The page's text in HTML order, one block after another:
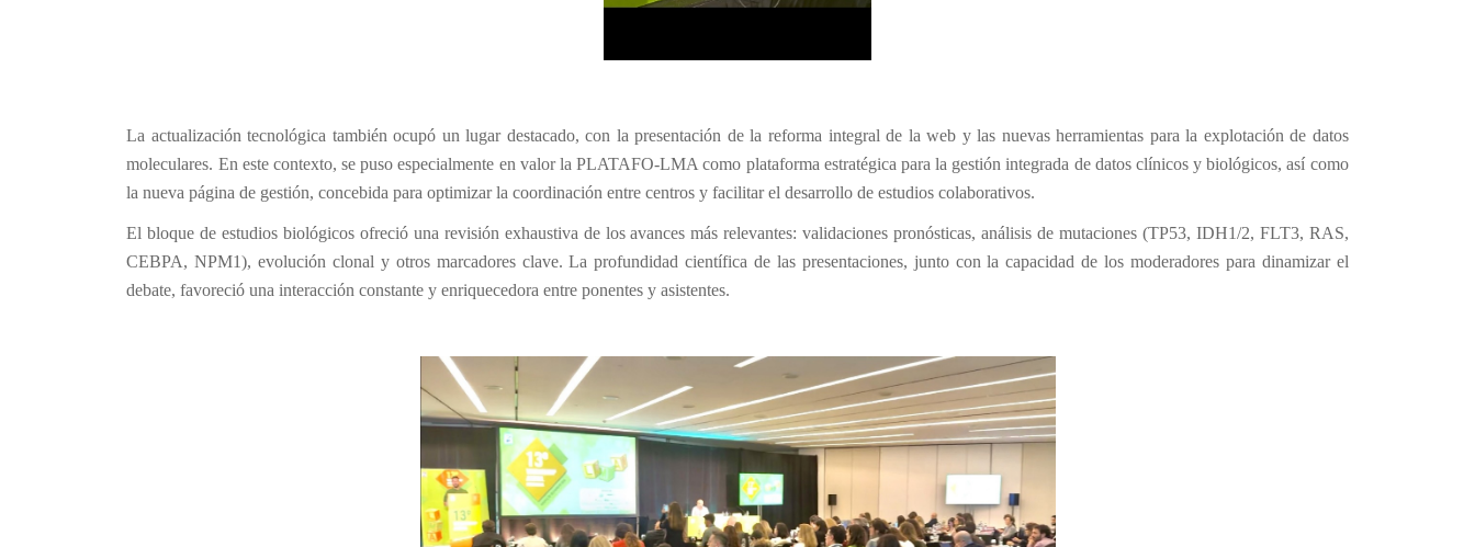
La actualización tecnológica también ocupó un lugar destacado, con la presentación de la reforma integral de la web y las nuevas herramientas para la explotación de datos
moleculares. En este contexto, se puso especialmente en valor la PLATAFO-LMA como plataforma estratégica para la gestión integrada de datos clínicos y biológicos, así como
la nueva página de gestión, concebida para optimizar la coordinación entre centros y facilitar el desarrollo de estudios colaborativos.
El bloque de estudios biológicos ofreció una revisión exhaustiva de los avances más relevantes: validaciones pronósticas, análisis de mutaciones (TP53, IDH1/2, FLT3, RAS,
CEBPA, NPM1), evolución clonal y otros marcadores clave. La profundidad científica de las presentaciones, junto con la capacidad de los moderadores para dinamizar el
debate, favoreció una interacción constante y enriquecedora entre ponentes y asistentes.